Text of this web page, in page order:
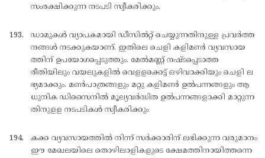
സംരക്ഷിക്കുന്ന നടപടി സ്വീകരിക്കും.
ഡാമുകള്‍ വ്യാപകമായി ഡീസില്‍റ്റ് ചെയ്യുന്നതിനുള്ള പ്രവര്‍ത്ത
നങ്ങള്‍ നടക്കുകയാണ്. ഇതിലെ ചെളി കളിമണ്‍ വ്യവസായ
ത്തിന് ഉപയോഗപ്പെടുത്തും. മേല്‍മണ്ണ് നഷ്ടപ്പെടാത്ത
രീതിയിലും വയലുകളില്‍ വെളളക്കെട്ട് ഒഴിവാക്കിയും ചെളി ല
ഭ്യമാക്കും. മണ്‍പാത്രങ്ങളും മറ്റു കളിമണ്‍ ഉല്‍പന്നങ്ങളും ആ
ധുനിക ഡിസൈനില്‍ മൂല്യവര്‍ദ്ധിത ഉല്‍പന്നങ്ങളാക്കി മാറ്റുന്ന
തിനുളള നടപടികള്‍ സ്വീകരിക്കും
കക്ക വ്യവസായത്തില്‍ നിന്ന് സര്‍ക്കാരിന് ലഭിക്കുന്ന വരുമാനം
ഈ മേഖലയിലെ തൊഴിലാളികളുടെ ക്ഷേമത്തിനായിത്തന്നെ